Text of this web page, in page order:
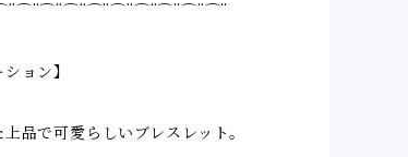
ョン】
品で可愛らしいブレスレット。